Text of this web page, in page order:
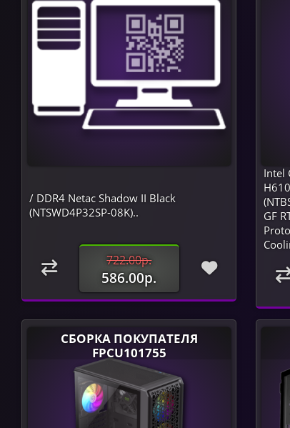
/ DDR4 Netac Shadow II Black
(NTSWD4P32SP-08K)..
722.00р.
586.00р.
Intel
GF
СБОРКА ПОКУПАТЕЛЯ
FPCU101755